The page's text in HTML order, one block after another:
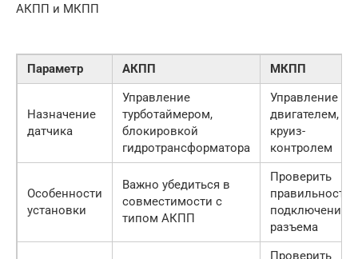
АКПП и МКПП
Параметр АКПП МКПП
Назначение
датчика
Управление
турботаймером,
блокировкой
гидротрансформатора
Управление
двигателем,
круиз-
контролем
Особенности
установки
Важно убедиться в
совместимости с
типом АКПП
Проверить
правильность
подключения
разъема
Проверить